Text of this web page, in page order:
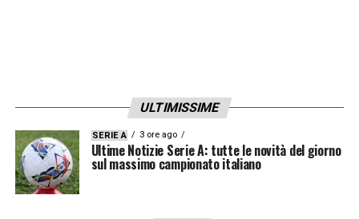
ULTIMISSIME
SERIE A 3 ore ago
Ultime Notizie Serie A: tutte le novità del giorno
sul massimo campionato italiano